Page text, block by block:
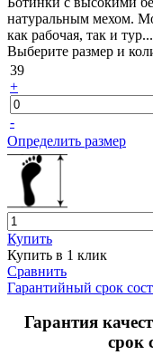
натуральным мехом.
как рабочая, так и тур...
Выберите размер и
39
+
-
Определить размер
Купить
Купить в 1 клик
Сравнить
Гарантийный срок
Гарантия
срок